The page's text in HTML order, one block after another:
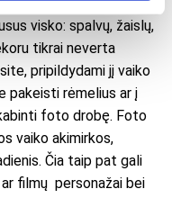
visko: spalvų, žaislų,
tikrai neverta
pripildydami jį vaiko
pakeisti rėmelius ar į
foto drobę. Foto
vaiko akimirkos,
Čia taip pat gali
filmų personažai bei